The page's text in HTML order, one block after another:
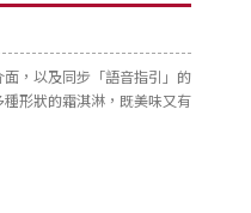
，以及同步「語音指引」的
形狀的霜淇淋，既美味又有